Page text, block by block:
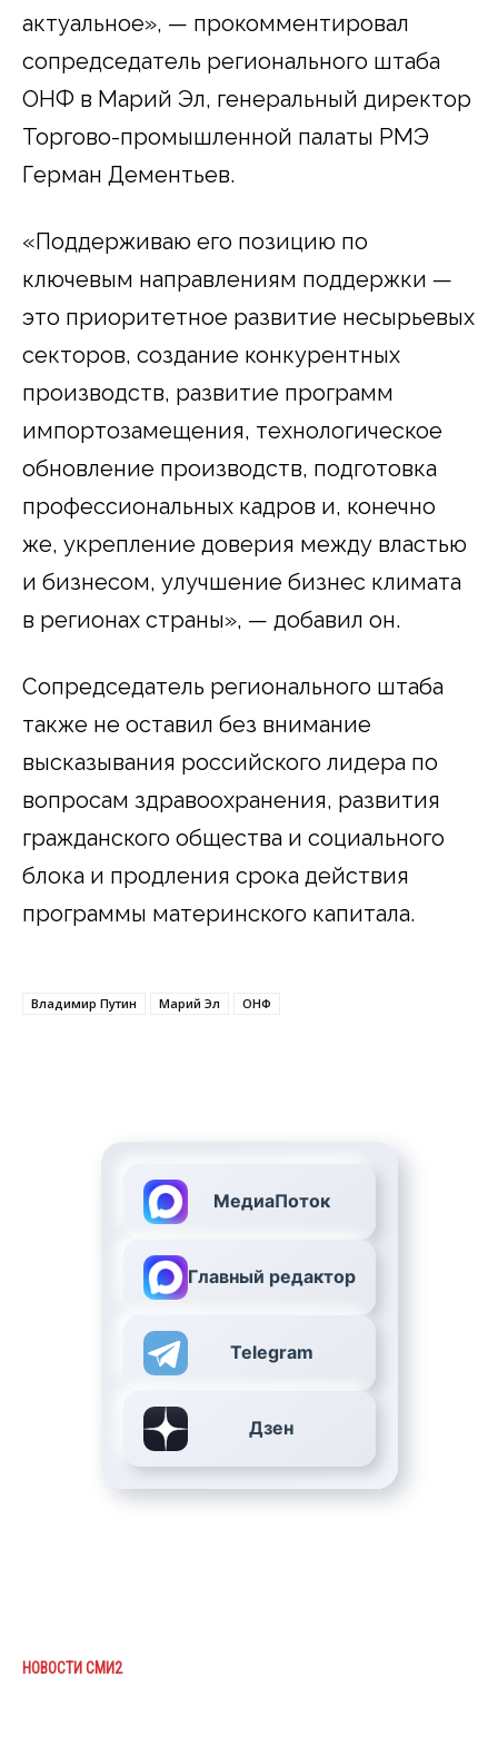
актуальное», — прокомментировал
сопредседатель регионального штаба
ОНФ в Марий Эл, генеральный директор
Торгово-промышленной палаты РМЭ
Герман Дементьев.
«Поддерживаю его позицию по
ключевым направлениям поддержки —
это приоритетное развитие несырьевых
секторов, создание конкурентных
производств, развитие программ
импортозамещения, технологическое
обновление производств, подготовка
профессиональных кадров и, конечно
же, укрепление доверия между властью
и бизнесом, улучшение бизнес климата
в регионах страны», — добавил он.
Сопредседатель регионального штаба
также не оставил без внимание
высказывания российского лидера по
вопросам здравоохранения, развития
гражданского общества и социального
блока и продления срока действия
программы материнского капитала.
Владимир Путин Марий Эл ОНФ
МедиаПоток
Главный редактор
Telegram
Дзен
НОВОСТИ СМИ2